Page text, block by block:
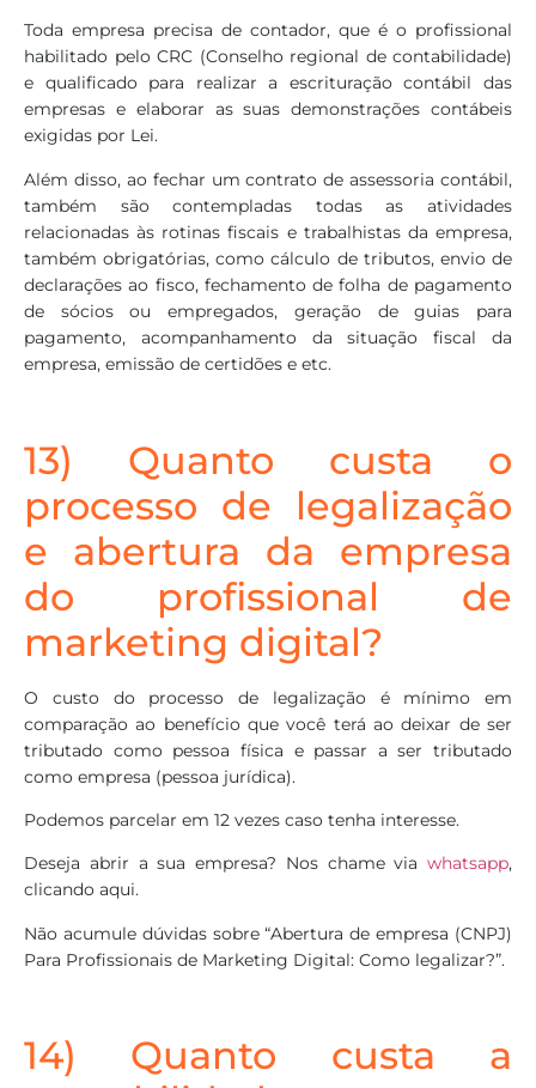
Toda empresa precisa de contador, que é o profissional
habilitado pelo CRC (Conselho regional de contabilidade)
e qualificado para realizar a escrituração contábil das
empresas e elaborar as suas demonstrações contábeis
exigidas por Lei.
Além disso, ao fechar um contrato de assessoria contábil,
também são contempladas todas as atividades
relacionadas às rotinas fiscais e trabalhistas da empresa,
também obrigatórias, como cálculo de tributos, envio de
declarações ao fisco, fechamento de folha de pagamento
de sócios ou empregados, geração de guias para
pagamento, acompanhamento da situação fiscal da
empresa, emissão de certidões e etc.
13) Quanto custa o
processo de legalização
e abertura da empresa
do profissional de
marketing digital?
O custo do processo de legalização é mínimo em
comparação ao benefício que você terá ao deixar de ser
tributado como pessoa física e passar a ser tributado
como empresa (pessoa jurídica).
Podemos parcelar em 12 vezes caso tenha interesse.
Deseja abrir a sua empresa? Nos chame via whatsapp,
clicando aqui.
Não acumule dúvidas sobre “Abertura de empresa (CNPJ)
Para Profissionais de Marketing Digital: Como legalizar?”.
14) Quanto custa a